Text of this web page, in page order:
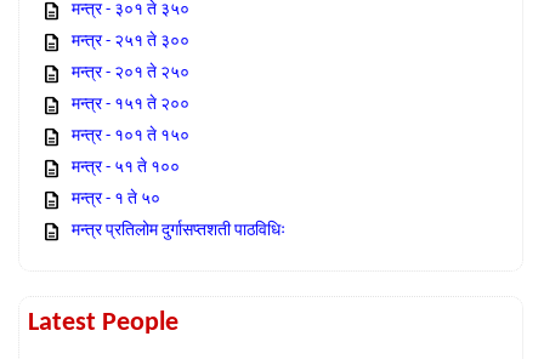
मन्त्र - ३०१ ते ३५०
मन्त्र - २५१ ते ३००
मन्त्र - २०१ ते २५०
मन्त्र - १५१ ते २००
मन्त्र - १०१ ते १५०
मन्त्र - ५१ ते १००
मन्त्र - १ ते ५०
मन्त्र प्रतिलोम दुर्गासप्तशती पाठविधिः
Latest People